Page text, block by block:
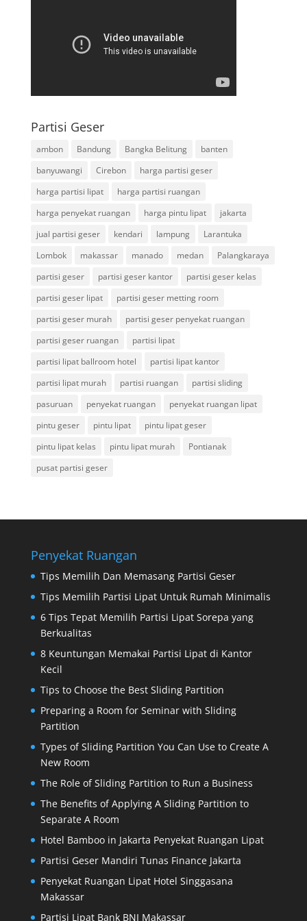
Partisi Geser
ambon Bandung Bangka Belitung
banten
banyuwangi
Cirebon
harga partisi geser
harga partisi lipat
harga partisi ruangan
harga penyekat ruangan
harga pintu lipat
jakarta
jual partisi geser
kendari lampung
Larantuka
Lombok
makassar manado medan
Palangkaraya
partisi geser
partisi geser kantor
partisi geser kelas
partisi geser lipat
partisi geser metting room
partisi geser murah
partisi geser penyekat ruangan
partisi geser ruangan
partisi lipat
partisi lipat ballroom hotel
partisi lipat kantor
partisi lipat murah
partisi ruangan
partisi sliding
pasuruan
penyekat ruangan
penyekat ruangan lipat
pintu geser
pintu lipat
pintu lipat geser
pintu lipat kelas
pintu lipat murah
Pontianak
pusat partisi geser
Penyekat Ruangan
Tips Memilih Dan Memasang Partisi Geser
Tips Memilih Partisi Lipat Untuk Rumah Minimalis
6 Tips Tepat Memilih Partisi Lipat Sorepa yang
Berkualitas
8 Keuntungan Memakai Partisi Lipat di Kantor
Kecil
Tips to Choose the Best Sliding Partition
Preparing a Room for Seminar with Sliding
Partition
Types of Sliding Partition You Can Use to Create A
New Room
The Role of Sliding Partition to Run a Business
The Benefits of Applying A Sliding Partition to
Separate A Room
Hotel Bamboo in Jakarta Penyekat Ruangan Lipat
Partisi Geser Mandiri Tunas Finance Jakarta
Penyekat Ruangan Lipat Hotel Singgasana
Makassar
Partisi Lipat Bank BNI Makassar